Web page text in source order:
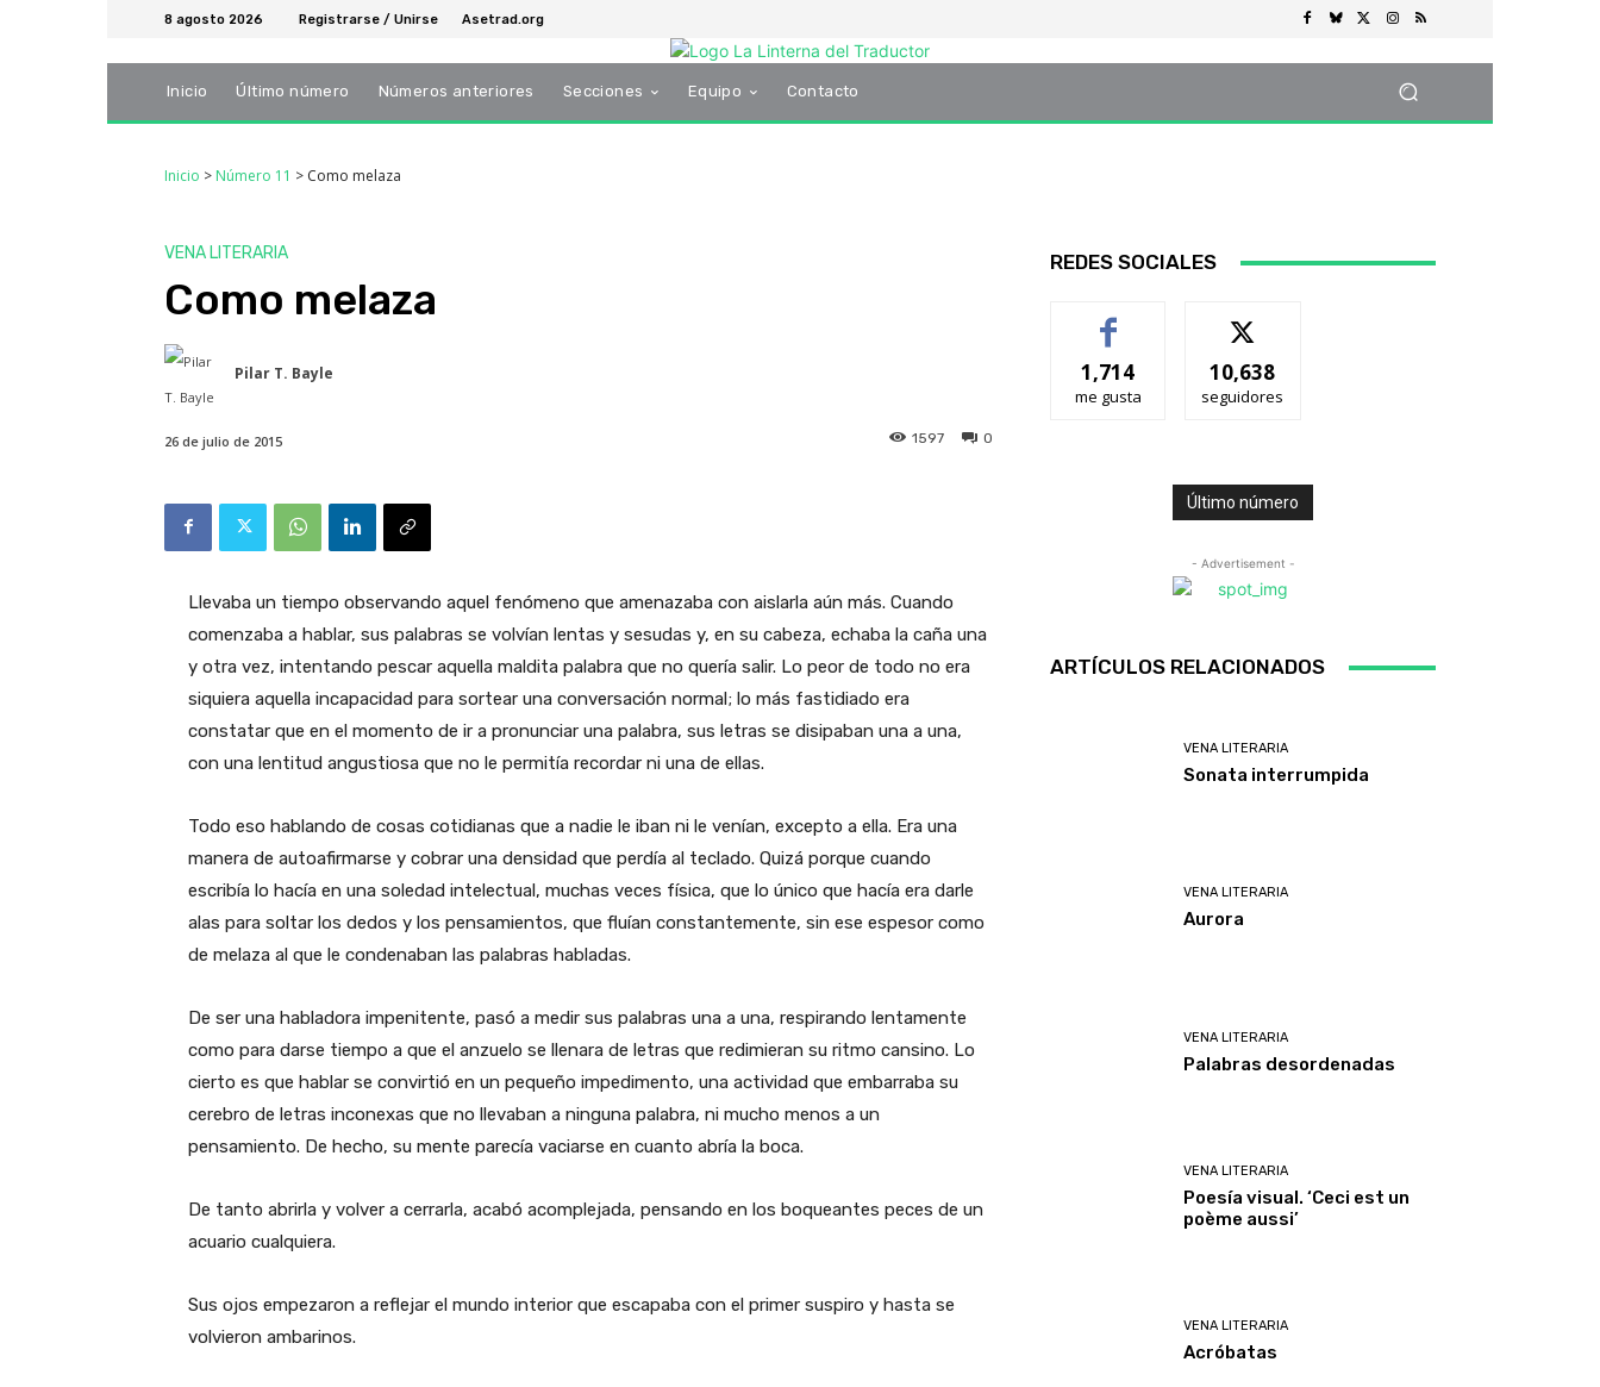
8 agosto 2026 Registrarse / Unirse Asetrad.org
Inicio Último número Números anteriores Secciones Equipo Contacto
Inicio > Número 11 > Como melaza
VENA LITERARIA
Como melaza
Pilar T. Bayle
26 de julio de 2015 0
1597
Llevaba un tiempo observando aquel fenómeno que amenazaba con aislarla aún más. Cuando
comenzaba a hablar, sus palabras se volvían lentas y sesudas y, en su cabeza, echaba la caña una
y otra vez, intentando pescar aquella maldita palabra que no quería salir. Lo peor de todo no era
siquiera aquella incapacidad para sortear una conversación normal; lo más fastidiado era
constatar que en el momento de ir a pronunciar una palabra, sus letras se disipaban una a una,
con una lentitud angustiosa que no le permitía recordar ni una de ellas.
Todo eso hablando de cosas cotidianas que a nadie le iban ni le venían, excepto a ella. Era una
manera de autoafirmarse y cobrar una densidad que perdía al teclado. Quizá porque cuando
escribía lo hacía en una soledad intelectual, muchas veces física, que lo único que hacía era darle
alas para soltar los dedos y los pensamientos, que fluían constantemente, sin ese espesor como
de melaza al que le condenaban las palabras habladas.
De ser una habladora impenitente, pasó a medir sus palabras una a una, respirando lentamente
como para darse tiempo a que el anzuelo se llenara de letras que redimieran su ritmo cansino. Lo
cierto es que hablar se convirtió en un pequeño impedimento, una actividad que embarraba su
cerebro de letras inconexas que no llevaban a ninguna palabra, ni mucho menos a un
pensamiento. De hecho, su mente parecía vaciarse en cuanto abría la boca.
De tanto abrirla y volver a cerrarla, acabó acomplejada, pensando en los boqueantes peces de un
acuario cualquiera.
Sus ojos empezaron a reflejar el mundo interior que escapaba con el primer suspiro y hasta se
volvieron ambarinos.
REDES SOCIALES
1,714
me gusta
10,638
seguidores
Último número
- Advertisement -
ARTÍCULOS RELACIONADOS
VENA LITERARIA
Sonata interrumpida
VENA LITERARIA
Aurora
VENA LITERARIA
Palabras desordenadas
VENA LITERARIA
Poesía visual. ‘Ceci est un
poème aussi’
VENA LITERARIA
Acróbatas